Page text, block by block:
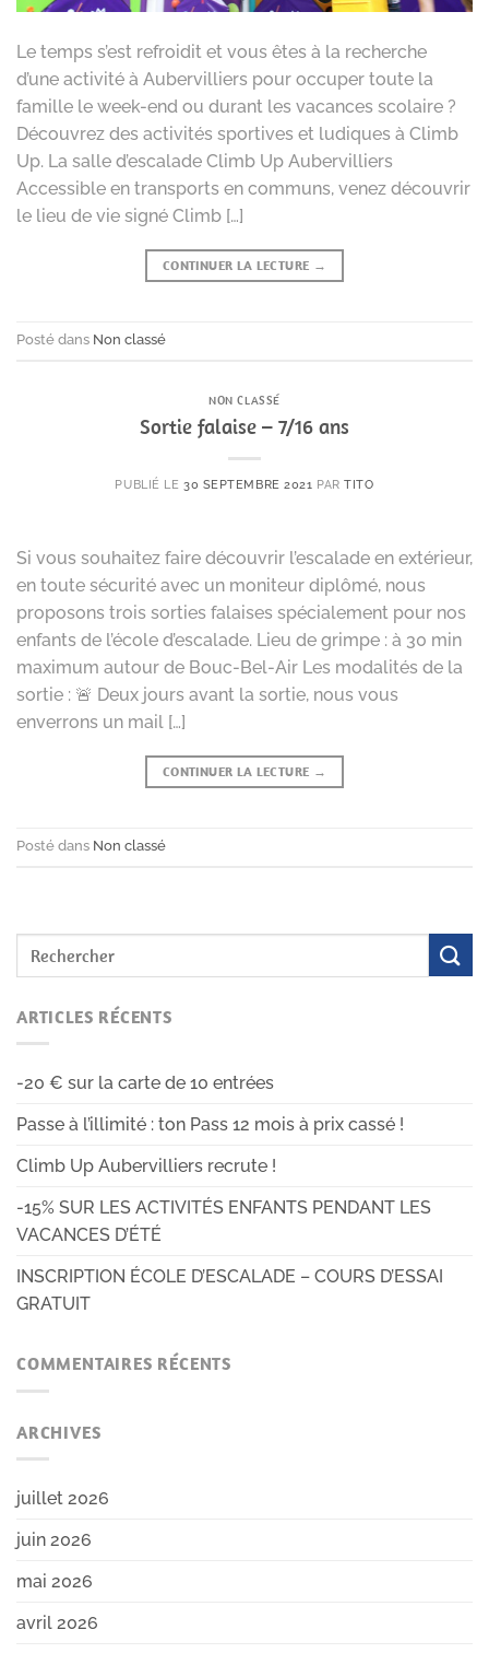
Le temps s’est refroidit et vous êtes à la recherche
d’une activité à Aubervilliers pour occuper toute la
famille le week-end ou durant les vacances scolaire ?
Découvrez des activités sportives et ludiques à Climb
Up. La salle d’escalade Climb Up Aubervilliers
Accessible en transports en communs, venez découvrir
le lieu de vie signé Climb […]
CONTINUER LA LECTURE →
Posté dans Non classé
NON CLASSÉ
Sortie falaise – 7/16 ans
PUBLIÉ LE 30 SEPTEMBRE 2021 PARTITO
Si vous souhaitez faire découvrir l’escalade en extérieur,
en toute sécurité avec un moniteur diplômé, nous
proposons trois sorties falaises spécialement pour nos
enfants de l’école d’escalade. Lieu de grimpe : à 30 min
maximum autour de Bouc-Bel-Air Les modalités de la
sortie : 🚨 Deux jours avant la sortie, nous vous
enverrons un mail […]
CONTINUER LA LECTURE →
Posté dans Non classé
ARTICLES RÉCENTS
-20 € sur la carte de 10 entrées
Passe à l’illimité : ton Pass 12 mois à prix cassé !
Climb Up Aubervilliers recrute !
-15% SUR LES ACTIVITÉS ENFANTS PENDANT LES
VACANCES D’ÉTÉ
INSCRIPTION ÉCOLE D’ESCALADE – COURS D’ESSAI
GRATUIT
COMMENTAIRES RÉCENTS
ARCHIVES
juillet 2026
juin 2026
mai 2026
avril 2026